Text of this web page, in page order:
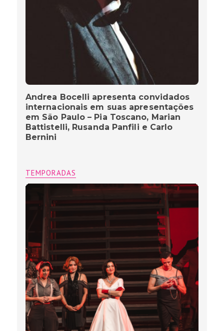
Andrea Bocelli apresenta convidados
internacionais em suas apresentações
em São Paulo – Pia Toscano, Marian
Battistelli, Rusanda Panfili e Carlo
Bernini
TEMPORADAS